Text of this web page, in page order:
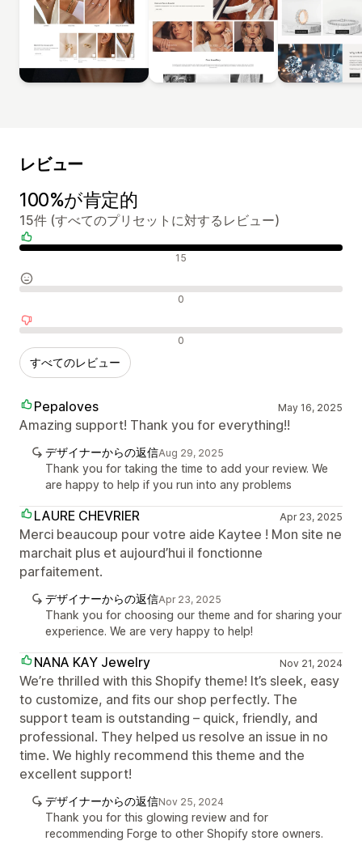
レビュー
100%が肯定的
15件 (すべてのプリセットに対するレビュー)
肯定的なレビュー 15
中間的なレビュー 0
否定的なレビュー 0
すべてのレビュー
Pepaloves May 16, 2025
Amazing support! Thank you for everything!!
デザイナーからの返信Aug 29, 2025
Thank you for taking the time to add your review. We
are happy to help if you run into any problems
LAURE CHEVRIER Apr 23, 2025
Merci beaucoup pour votre aide Kaytee ! Mon site ne
marchait plus et aujourd’hui il fonctionne
parfaitement.
デザイナーからの返信Apr 23, 2025
Thank you for choosing our theme and for sharing your
experience. We are very happy to help!
NANA KAY Jewelry Nov 21, 2024
We’re thrilled with this Shopify theme! It’s sleek, easy
to customize, and fits our shop perfectly. The
support team is outstanding – quick, friendly, and
professional. They helped us resolve an issue in no
time. We highly recommend this theme and the
excellent support!
デザイナーからの返信Nov 25, 2024
Thank you for this glowing review and for
recommending Forge to other Shopify store owners.